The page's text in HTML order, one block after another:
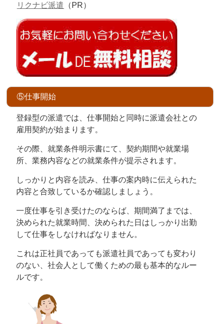
リクナビ派遣 （PR）
⑤仕事開始
登録型の派遣では、仕事開始と同時に派遣会社との
雇用契約が始まります。
その際、就業条件明示書にて、契約期間や就業場
所、業務内容などの就業条件が提示されます。
しっかりと内容を読み、仕事の案内時に伝えられた
内容と合致しているか確認しましょう。
一度仕事を引き受けたのならば、期間満了までは、
決められた就業時間、決められた日はしっかり出勤
して仕事をしなければなりません。
これは正社員であっても派遣社員であっても変わり
のない、社会人として働くための最も基本的なルー
ルです。